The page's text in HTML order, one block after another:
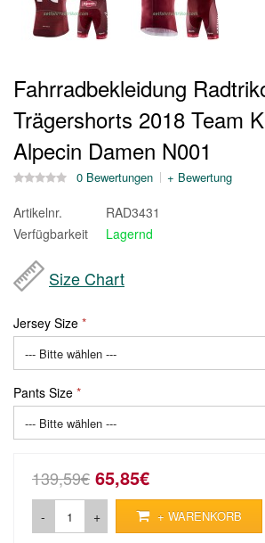
Fahrradbekleidung
Trägershorts 2018 Team
Alpecin Damen N001
0 Bewertungen + Bewertung
Artikelnr.
RAD3431
Verfügbarkeit
Lagernd
Size Chart
Jersey Size
Pants Size
139,59€ 65,85€
- + + WARENKORB